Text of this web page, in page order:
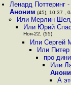
Ленард Поттеринг
Аноним (45), 10:37 ,
Или Мерлин
Или Юрий
Ноя-22, (55)
Или Сергей
Или Питер
про
Или
А